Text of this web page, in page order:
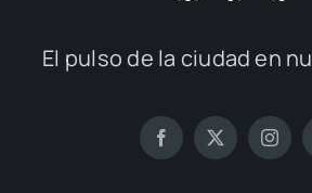
El pul­so de la ciu­dad en